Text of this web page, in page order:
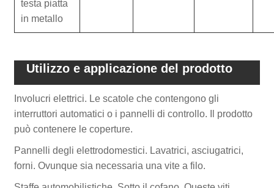
testa piatta
in metallo
Utilizzo e applicazione del prodotto
Involucri elettrici. Le scatole che contengono gli
interruttori automatici o i pannelli di controllo. Il prodotto
può contenere le coperture.
Pannelli degli elettrodomestici. Lavatrici, asciugatrici,
forni. Ovunque sia necessaria una vite a filo.